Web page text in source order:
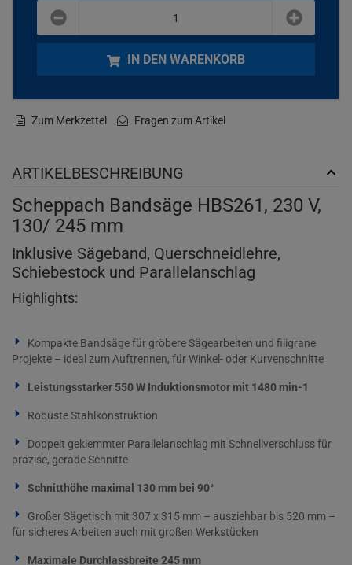
plus
minus
IN DEN WARENKORB
Zum Merkzettel Fragen zum Artikel
ARTIKELBESCHREIBUNG
Scheppach Bandsäge HBS261, 230 V,
130/ 245 mm
Inklusive Sägeband, Querschneidlehre,
Schiebestock und Parallelanschlag
Highlights:
Kompakte Bandsäge für gröbere Sägearbeiten und filigrane
Projekte – ideal zum Auftrennen, für Winkel- oder Kurvenschnitte
Leistungsstarker 550 W Induktionsmotor mit 1480 min-1
Robuste Stahlkonstruktion
Doppelt geklemmter Parallelanschlag mit Schnellverschluss für
präzise, gerade Schnitte
Schnitthöhe maximal 130 mm bei 90°
Großer Sägetisch mit 307 x 315 mm – ausziehbar bis 520 mm –
für sicheres Arbeiten auch mit großen Werkstücken
Maximale Durchlassbreite 245 mm